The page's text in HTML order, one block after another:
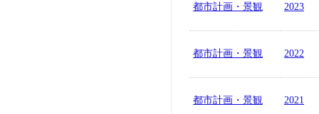
都市計画・景観 2023
都市計画・景観 2022
都市計画・景観 2021